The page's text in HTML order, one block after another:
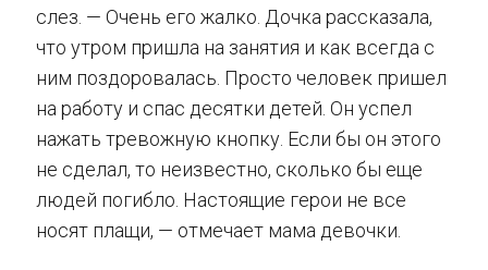
слез. — Очень его жалко. Дочка рассказала,
что утром пришла на занятия и как всегда с
ним поздоровалась. Просто человек пришел
на работу и спас десятки детей. Он успел
нажать тревожную кнопку. Если бы он этого
не сделал, то неизвестно, сколько бы еще
людей погибло. Настоящие герои не все
носят плащи, — отмечает мама девочки.